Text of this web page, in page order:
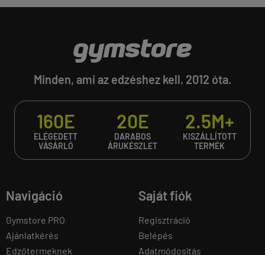
Minden, ami az edzéshez kell. 2012 óta.
160E
ELÉGEDETT
VÁSÁRLÓ
20E
DARABOS
ÁRUKÉSZLET
2.5M+
KISZÁLLÍTOTT
TERMÉK
Navigáció
Gymstore PRO
Ajánlatkérés
Edzőtermeknek
Saját fiók
Regisztráció
Belépés
Adatmódosítás